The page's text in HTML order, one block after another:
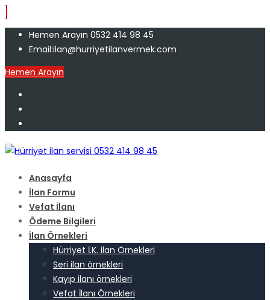
Hemen Arayın 0532 414 98 45
Email:ilan@hurriyetilanvermek.com
Hemen Arayın
Anasayfa
İlan Formu
Vefat İlanı
Ödeme Bilgileri
İlan Örnekleri
Hürriyet İ.K. ilan Örnekleri
Seri ilan örnekleri
Kayıp ilanı örnekleri
Vefat İlanı Örnekleri